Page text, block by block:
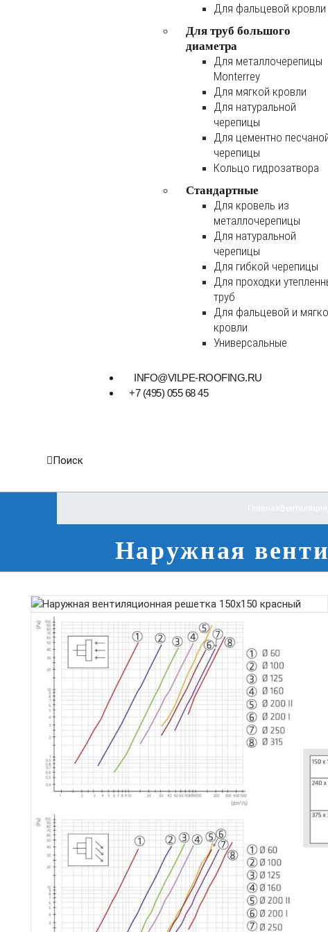
Для фальцевой кровли
Для труб большого
диаметра
Для металлочерепицы
Monterrey
Для мягкой кровли
Для натуральной
черепицы
Для цементно
черепицы
Кольцо гидрозатвора
Стандартные
Для кровель из
металлочерепицы
Для натуральной
черепицы
Для гибкой черепицы
Для проходки
труб
Для фальцевой и
кровли
Универсальные
INFO@VILPE-ROOFING.RU
+7 (495) 055 68 45
Поиск
Наружная